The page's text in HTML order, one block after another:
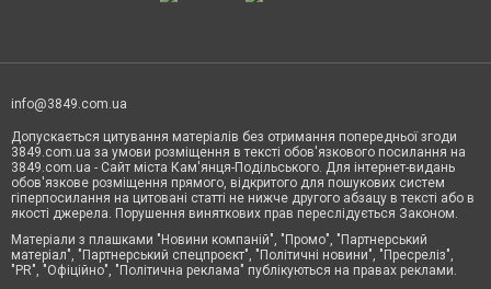
info@3849.com.ua
Допускається цитування матеріалів без отримання попередньої згоди
3849.com.ua за умови розміщення в тексті обов'язкового посилання на
3849.com.ua - Сайт міста Кам'янця-Подільського. Для інтернет-видань
обов'язкове розміщення прямого, відкритого для пошукових систем
гіперпосилання на цитовані статті не нижче другого абзацу в тексті або в
якості джерела. Порушення виняткових прав переслідується Законом.
Матеріали з плашками "Новини компаній", "Промо", "Партнерський
матеріал", "Партнерський спецпроєкт", "Політичні новини", "Пресреліз",
"PR", "Офіційно", "Політична реклама" публікуються на правах реклами.